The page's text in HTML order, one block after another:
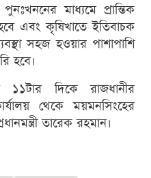
মাধ্যমে প্রান্তিক
এবং কৃষিখাতে ইতিবাচক
সহজ হওয়ার পাশাপাশি
হবে।
দিকে রাজধানীর
থেকে ময়মনসিংহের
তারেক রহমান।